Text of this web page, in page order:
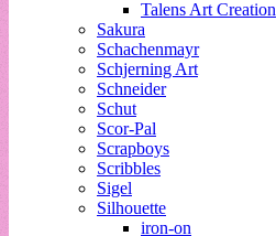
Talens Art Creation
Sakura
Schachenmayr
Schjerning Art
Schneider
Schut
Scor-Pal
Scrapboys
Scribbles
Sigel
Silhouette
iron-on